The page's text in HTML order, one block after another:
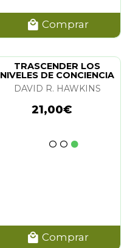
Comprar
TRASCENDER LOS
NIVELES DE CONCIENCIA
DAVID R. HAWKINS
21,00€
Comprar